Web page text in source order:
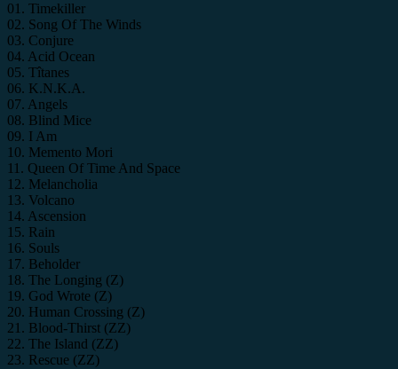
01. Timekiller
02. Song Of The Winds
03. Conjure
04. Acid Ocean
05. Tîtanes
06. K.N.K.A.
07. Angels
08. Blind Mice
09. I Am
10. Memento Mori
11. Queen Of Time And Space
12. Melancholia
13. Volcano
14. Ascension
15. Rain
16. Souls
17. Beholder
18. The Longing (Z)
19. God Wrote (Z)
20. Human Crossing (Z)
21. Blood-Thirst (ZZ)
22. The Island (ZZ)
23. Rescue (ZZ)